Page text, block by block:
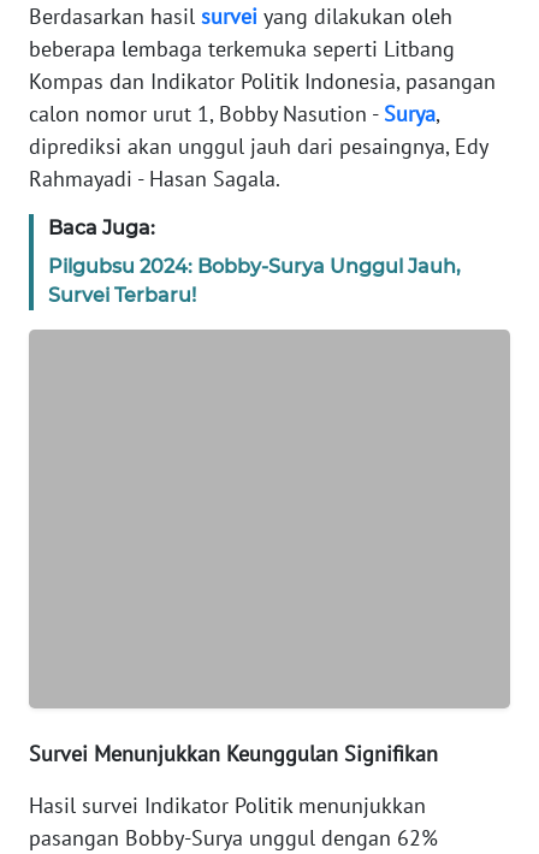
Berdasarkan hasil survei yang dilakukan oleh
beberapa lembaga terkemuka seperti Litbang
Kompas dan Indikator Politik Indonesia, pasangan
calon nomor urut 1, Bobby Nasution - Surya,
diprediksi akan unggul jauh dari pesaingnya, Edy
Rahmayadi - Hasan Sagala.
Baca Juga:
Pilgubsu 2024: Bobby-Surya Unggul Jauh,
Survei Terbaru!
Survei Menunjukkan Keunggulan Signifikan
Hasil survei Indikator Politik menunjukkan
pasangan Bobby-Surya unggul dengan 62%
News
Regional
WN
SUMUT
WN
JAKARTA
WN
JABAR
PAPUA
WN